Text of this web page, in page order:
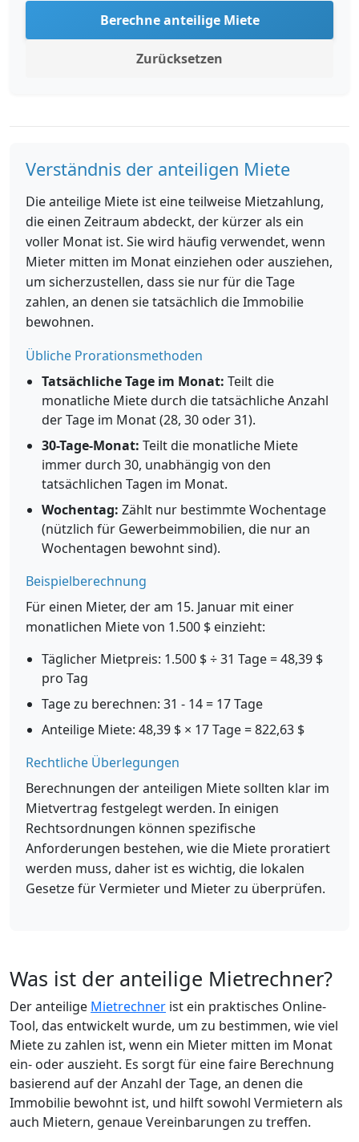
Berechne anteilige Miete
Zurücksetzen
Verständnis der anteiligen Miete
Die anteilige Miete ist eine teilweise Mietzahlung,
die einen Zeitraum abdeckt, der kürzer als ein
voller Monat ist. Sie wird häufig verwendet, wenn
Mieter mitten im Monat einziehen oder ausziehen,
um sicherzustellen, dass sie nur für die Tage
zahlen, an denen sie tatsächlich die Immobilie
bewohnen.
Übliche Prorationsmethoden
Tatsächliche Tage im Monat: Teilt die
monatliche Miete durch die tatsächliche Anzahl
der Tage im Monat (28, 30 oder 31).
30-Tage-Monat: Teilt die monatliche Miete
immer durch 30, unabhängig von den
tatsächlichen Tagen im Monat.
Wochentag: Zählt nur bestimmte Wochentage
(nützlich für Gewerbeimmobilien, die nur an
Wochentagen bewohnt sind).
Beispielberechnung
Für einen Mieter, der am 15. Januar mit einer
monatlichen Miete von 1.500 $ einzieht:
Täglicher Mietpreis: 1.500 $ ÷ 31 Tage = 48,39 $
pro Tag
Tage zu berechnen: 31 - 14 = 17 Tage
Anteilige Miete: 48,39 $ × 17 Tage = 822,63 $
Rechtliche Überlegungen
Berechnungen der anteiligen Miete sollten klar im
Mietvertrag festgelegt werden. In einigen
Rechtsordnungen können spezifische
Anforderungen bestehen, wie die Miete proratiert
werden muss, daher ist es wichtig, die lokalen
Gesetze für Vermieter und Mieter zu überprüfen.
Was ist der anteilige Mietrechner?
Der anteilige Mietrechner ist ein praktisches Online-
Tool, das entwickelt wurde, um zu bestimmen, wie viel
Miete zu zahlen ist, wenn ein Mieter mitten im Monat
ein- oder auszieht. Es sorgt für eine faire Berechnung
basierend auf der Anzahl der Tage, an denen die
Immobilie bewohnt ist, und hilft sowohl Vermietern als
auch Mietern, genaue Vereinbarungen zu treffen.